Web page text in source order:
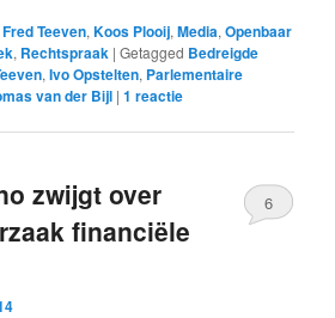
Fred Teeven,Koos Plooij,Media,Openbaar
, Rechtspraak |Getagged Bedreigde
,Ivo Opstelten, Parlementaire
van der Bijl |1 reactie
zwijgt over
financiële
6